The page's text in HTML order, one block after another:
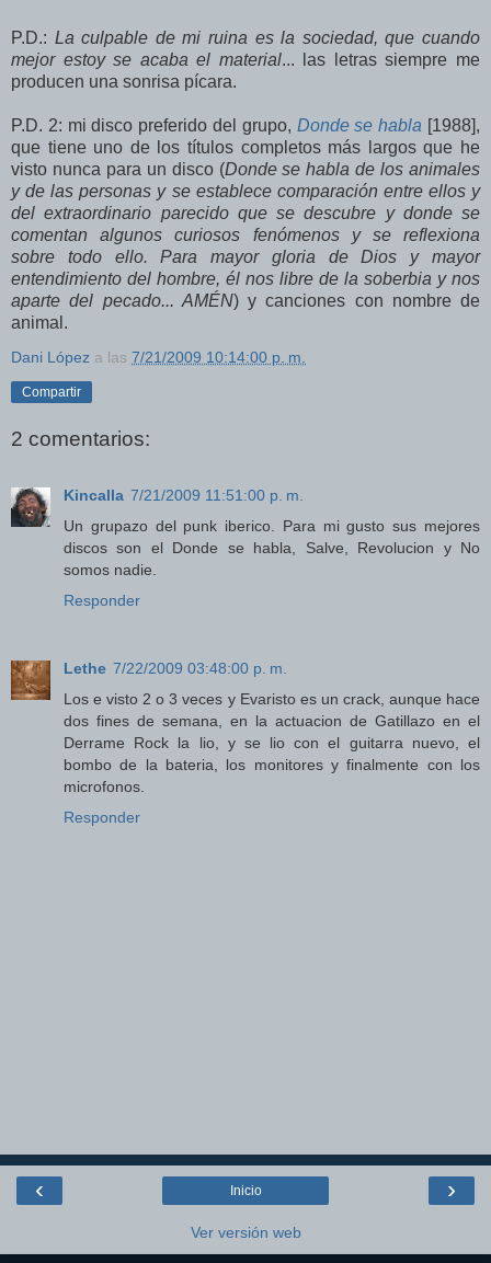
P.D.: La culpable de mi ruina es la sociedad, que cuando
mejor estoy se acaba el material... las letras siempre me
producen una sonrisa pícara.
P.D. 2: mi disco preferido del grupo, Donde se habla [1988],
que tiene uno de los títulos completos más largos que he
visto nunca para un disco (Donde se habla de los animales
y de las personas y se establece comparación entre ellos y
del extraordinario parecido que se descubre y donde se
comentan algunos curiosos fenómenos y se reflexiona
sobre todo ello. Para mayor gloria de Dios y mayor
entendimiento del hombre, él nos libre de la soberbia y nos
aparte del pecado... AMÉN) y canciones con nombre de
animal.
Dani López a las 7/21/2009 10:14:00 p. m.
Compartir
2 comentarios:
Kincalla 7/21/2009 11:51:00 p. m.
Un grupazo del punk iberico. Para mi gusto sus mejores
discos son el Donde se habla, Salve, Revolucion y No
somos nadie.
Responder
Lethe 7/22/2009 03:48:00 p. m.
Los e visto 2 o 3 veces y Evaristo es un crack, aunque hace
dos fines de semana, en la actuacion de Gatillazo en el
Derrame Rock la lio, y se lio con el guitarra nuevo, el
bombo de la bateria, los monitores y finalmente con los
microfonos.
Responder
‹ ›
Inicio
Ver versión web